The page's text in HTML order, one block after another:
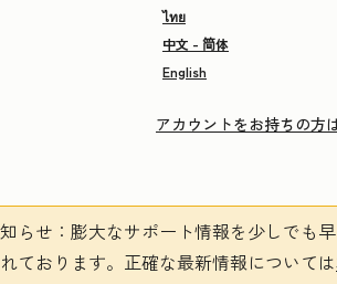
ไทย
中文 - 简体
English
アカウントをお持ちの方
らせ ：膨大なサポート情報を少しでも
ております。 正確な最新情報については